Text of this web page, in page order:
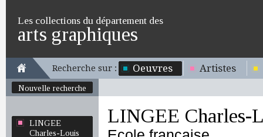
Les collections du département des
arts graphiques
Recherche sur : Oeuvres Artistes
Nouvelle recherche
LINGEE
Charles-Louis
LINGEE Charles-